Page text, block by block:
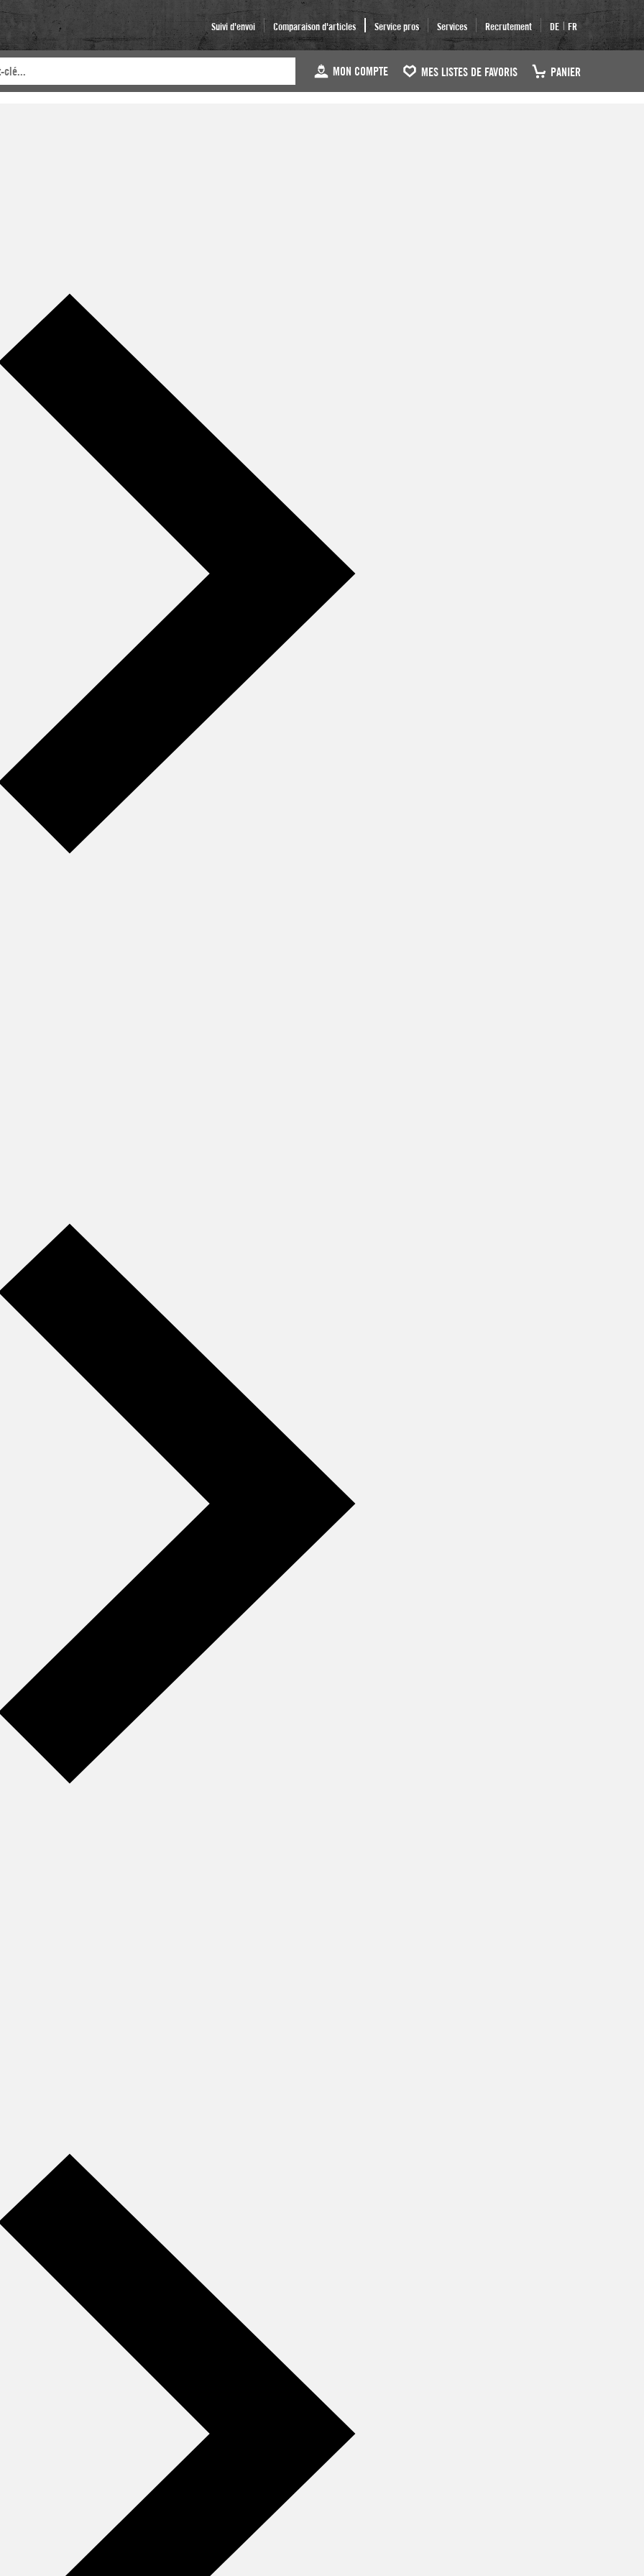
Suivi d'envoi Comparaison d'articles Service pros Services Recrutement DE | FR
MON COMPTE MES LISTES DE FAVORIS PANIER